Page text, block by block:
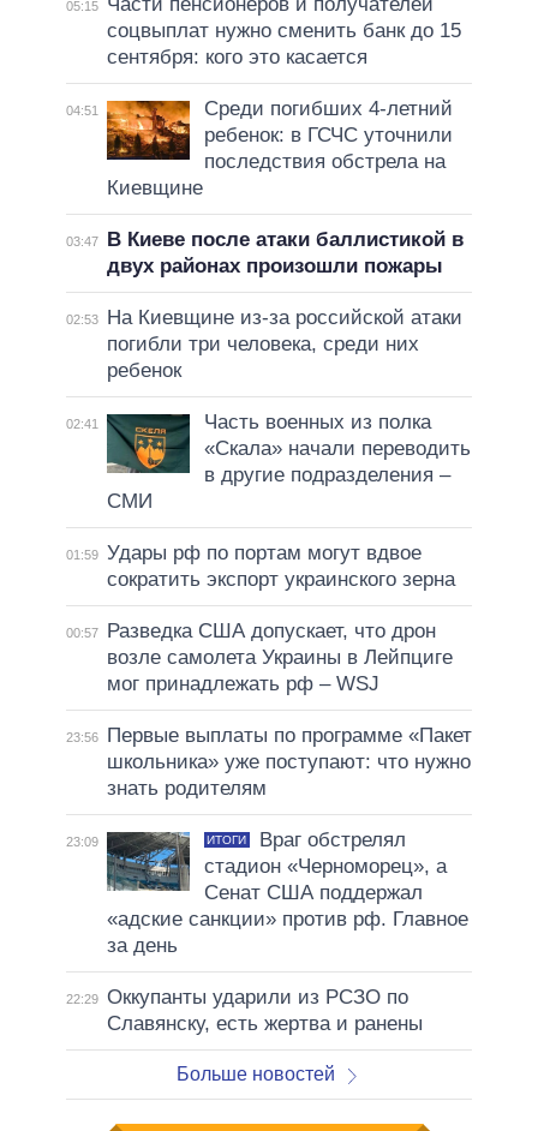
05:15
Части пенсионеров и получателей
соцвыплат нужно сменить банк до 15
сентября: кого это касается
04:51
Среди погибших 4-летний
ребенок: в ГСЧС уточнили
последствия обстрела на
Киевщине
03:47
В Киеве после атаки баллистикой в
двух районах произошли пожары
02:53
На Киевщине из-за российской атаки
погибли три человека, среди них
ребенок
02:41
Часть военных из полка
«Скала» начали переводить
в другие подразделения –
СМИ
01:59 Удары рф по портам могут вдвое
сократить экспорт украинского зерна
00:57
Разведка США допускает, что дрон
возле самолета Украины в Лейпциге
мог принадлежать рф – WSJ
23:56
Первые выплаты по программе «Пакет
школьника» уже поступают: что нужно
знать родителям
23:09 ИТОГИ
Враг обстрелял
стадион «Черноморец», а
Сенат США поддержал
«адские санкции» против рф. Главное
за день
22:29 Оккупанты ударили из РСЗО по
Славянску, есть жертва и ранены
Больше новостей